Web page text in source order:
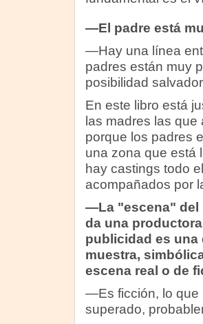
—El padre está
—Hay una línea
padres están muy
posibilidad
En este libro está
las madres las
porque los padres
una zona que está
hay castings todo
acompañados por
—La "escena" del
da una
publicidad es una
muestra,
escena real o de
—Es ficción, lo que
superado,